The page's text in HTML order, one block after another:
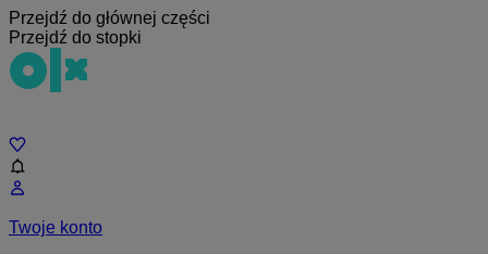
Przejdź do głównej części
Przejdź do stopki
Twoje konto